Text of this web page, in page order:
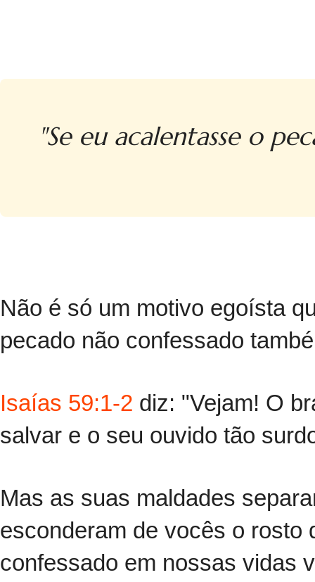
"Se eu acalentasse o
Não é só um motivo egoísta
pecado não confessado
Isaías 59:1-2 diz: "Vejam! O
salvar e o seu ouvido tão
Mas as suas maldades
esconderam de vocês o rosto
confessado em nossas vidas